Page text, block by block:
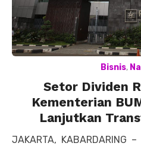
Bisnis,
Setor Dividen
Kementerian
Lanjutkan
JAKARTA, KABARDARING